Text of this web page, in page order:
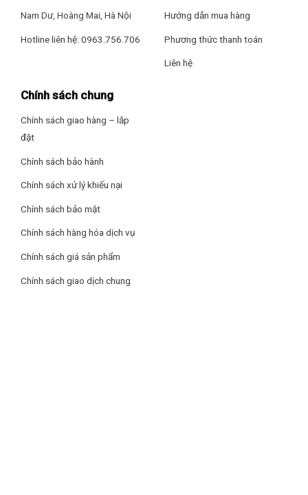
Nam Dư, Hoàng Mai, Hà Nội
Hotline liên hệ: 0963.756.706
Hướng dẫn mua hàng
Phương thức thanh toán
Liên hệ
Chính sách chung
Chính sách giao hàng – lắp
đặt
Chính sách bảo hành
Chính sách xử lý khiếu nại
Chính sách bảo mật
Chính sách hàng hóa dịch vụ
Chính sách giá sản phẩm
Chính sách giao dịch chung